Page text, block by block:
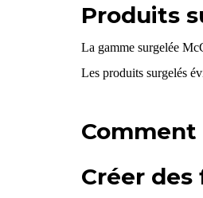
Produits
La gamme surgelée
Les produits surgelés
Comment
Créer